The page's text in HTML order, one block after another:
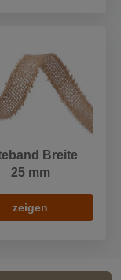
Breite
25 mm
zeigen